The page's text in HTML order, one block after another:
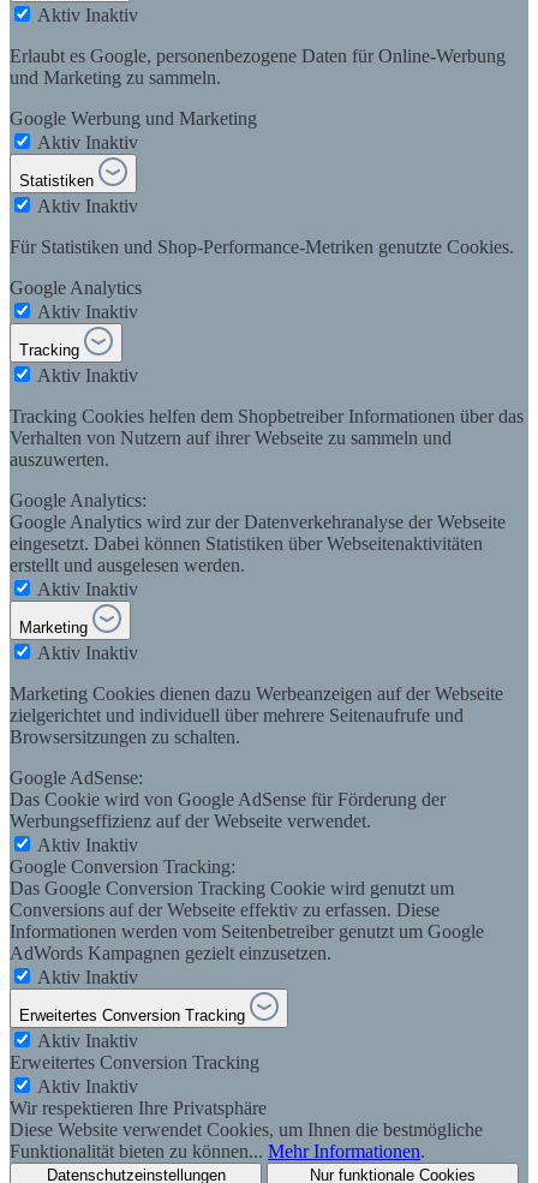
Aktiv Inaktiv
Erlaubt es Google, personenbezogene Daten für Online-Werbung
und Marketing zu sammeln.
Google Werbung und Marketing
Aktiv Inaktiv
Statistiken
Aktiv Inaktiv
Für Statistiken und Shop-Performance-Metriken genutzte Cookies.
Google Analytics
Aktiv Inaktiv
Tracking
Aktiv Inaktiv
Tracking Cookies helfen dem Shopbetreiber Informationen über das
Verhalten von Nutzern auf ihrer Webseite zu sammeln und
auszuwerten.
Google Analytics:
Google Analytics wird zur der Datenverkehranalyse der Webseite
eingesetzt. Dabei können Statistiken über Webseitenaktivitäten
erstellt und ausgelesen werden.
Aktiv Inaktiv
Marketing
Aktiv Inaktiv
Marketing Cookies dienen dazu Werbeanzeigen auf der Webseite
zielgerichtet und individuell über mehrere Seitenaufrufe und
Browsersitzungen zu schalten.
Google AdSense:
Das Cookie wird von Google AdSense für Förderung der
Werbungseffizienz auf der Webseite verwendet.
Aktiv Inaktiv
Google Conversion Tracking:
Das Google Conversion Tracking Cookie wird genutzt um
Conversions auf der Webseite effektiv zu erfassen. Diese
Informationen werden vom Seitenbetreiber genutzt um Google
AdWords Kampagnen gezielt einzusetzen.
Aktiv Inaktiv
Erweitertes Conversion Tracking
Aktiv Inaktiv
Erweitertes Conversion Tracking
Aktiv Inaktiv
Wir respektieren Ihre Privatsphäre
Diese Website verwendet Cookies, um Ihnen die bestmögliche
Funktionalität bieten zu können... Mehr Informationen.
Datenschutzeinstellungen Nur funktionale Cookies